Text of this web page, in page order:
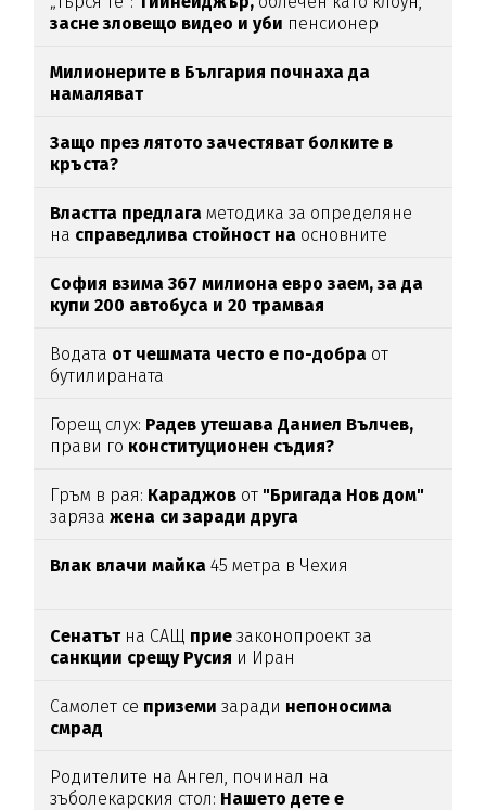
засне зловещо видео и уби пенсионер
Милионерите в България почнаха да
намаляват
Защо през лятото зачестяват болките в
кръста?
Властта предлага методика за определяне
на справедлива стойност на основните
София взима 367 милиона евро заем, за да
купи 200 автобуса и 20 трамвая
Водата от чешмата често е по-добра от
бутилираната
Горещ слух: Радев утешава Даниел Вълчев,
прави го конституционен съдия?
Гръм в рая: Караджов от "Бригада Нов дом"
зарязажена си заради друга
Влак влачи майка 45 метра в Чехия
Сенатътна САЩ прие законопроект за
санкции срещу Русия и Иран
Самолет се приземи заради непоносима
смрад
Родителите на Ангел, починал на
зъболекарския стол: Нашето дете е